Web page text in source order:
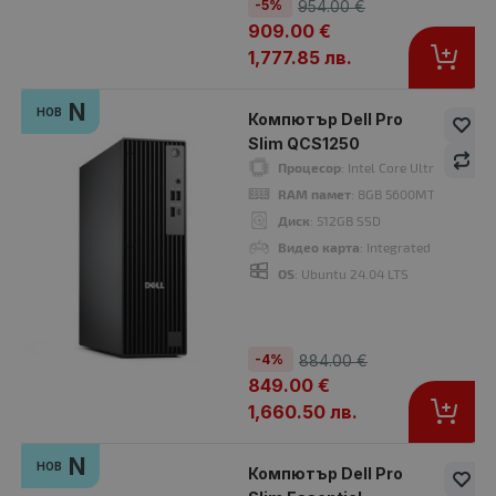
Компютър Dell Pro Slim QCS1250
: Intel Core Ultra 5 235 2.90 GHz, 24 MB cache
: 8GB 5600MT/s (1x8GB)
-5% 954.00 €
909.00 €
1,777.85 лв.
НОВ N
Компютър Dell Pro
Slim QCS1250
Процесор: Intel Core Ultra 5 235
RAM памет: 8GB 5600MT/s (1x8GB)
Диск: 512GB SSD
Видео карта: Integrated Intel
OS: Ubuntu 24.04 LTS
-4% 884.00 €
849.00 €
1,660.50 лв.
НОВ N
Компютър Dell Pro